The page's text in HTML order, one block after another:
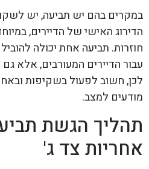
במקרים בהם יש תביעה, יש
הדירוג האישי של הדיירים,
חוזרות. תביעה אחת יכולה
עבור הדיירים המעורבים, אלא גם
לכן, חשוב לפעול בשקיפות
מודעים למצב.
תהליך הגשת
אחריות צד ג'